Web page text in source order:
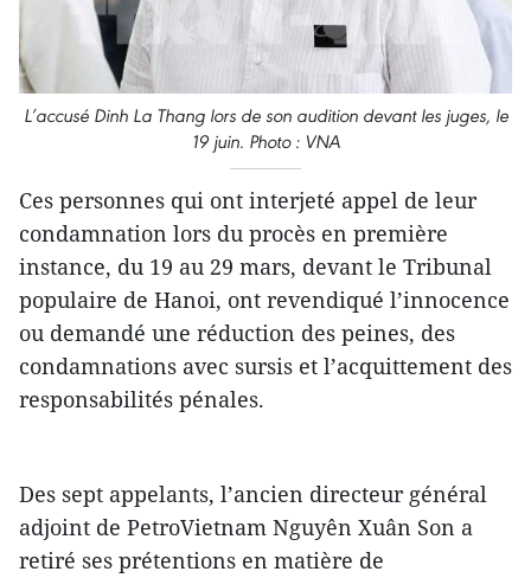
L’accusé Dinh La Thang lors de son audition devant les juges, le
19 juin. Photo : VNA
Ces personnes qui ont interjeté appel de leur
condamnation lors du procès en première
instance, du 19 au 29 mars, devant le Tribunal
populaire de Hanoi, ont revendiqué l’innocence
ou demandé une réduction des peines, des
condamnations avec sursis et l’acquittement des
responsabilités pénales.
Des sept appelants, l’ancien directeur général
adjoint de PetroVietnam Nguyên Xuân Son a
retiré ses prétentions en matière de